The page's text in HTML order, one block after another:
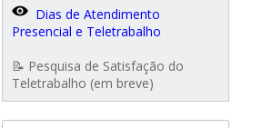
Dias de Atendimento
Presencial e Teletrabalho
📝 Pesquisa de Satisfação do
Teletrabalho (em breve)